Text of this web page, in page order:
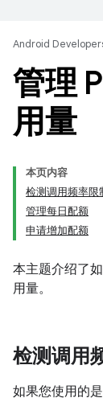
Android
管理
用量
本页内容
检测调用频率限
管理每日配额
申请增加配额
本主题介绍了
用量。
检测调用
如果您使用的